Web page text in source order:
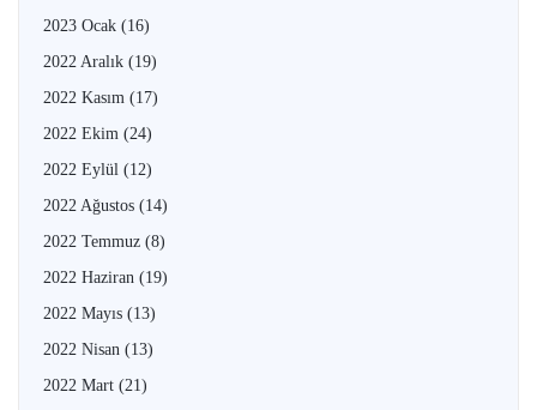
2023 Ocak (16)
2022 Aralık (19)
2022 Kasım (17)
2022 Ekim (24)
2022 Eylül (12)
2022 Ağustos (14)
2022 Temmuz (8)
2022 Haziran (19)
2022 Mayıs (13)
2022 Nisan (13)
2022 Mart (21)